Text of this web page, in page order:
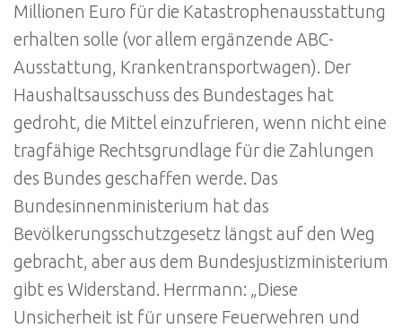
Millionen Euro für die Katastrophenausstattung
erhalten solle (vor allem ergänzende ABC-
Ausstattung, Krankentransportwagen). Der
Haushaltsausschuss des Bundestages hat
gedroht, die Mittel einzufrieren, wenn nicht eine
tragfähige Rechtsgrundlage für die Zahlungen
des Bundes geschaffen werde. Das
Bundesinnenministerium hat das
Bevölkerungsschutzgesetz längst auf den Weg
gebracht, aber aus dem Bundesjustizministerium
gibt es Widerstand. Herrmann: „Diese
Unsicherheit ist für unsere Feuerwehren und